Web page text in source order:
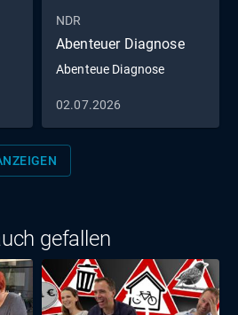
NDR
Abenteuer Diagnose
Abenteue Diagnose
02.07.2026
gefallen